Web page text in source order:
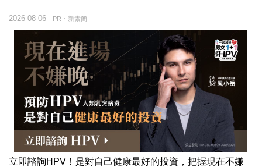
PR・新素簡
2026-08-06
立即諮詢HPV！是對自己健康最好的投資，把握現在不嫌